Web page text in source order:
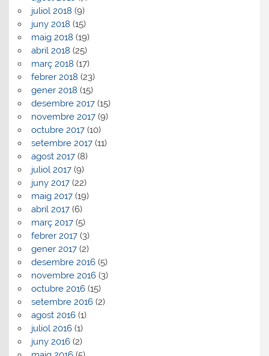
juliol 2018 (9)
juny 2018 (15)
maig 2018 (19)
abril 2018 (25)
març 2018 (17)
febrer 2018 (23)
gener 2018 (15)
desembre 2017(15)
novembre 2017(9)
octubre 2017(10)
setembre 2017(11)
agost 2017(8)
juliol 2017(9)
juny 2017(22)
maig 2017(19)
abril 2017(6)
març 2017(5)
febrer 2017(3)
gener 2017(2)
desembre 2016(5)
novembre 2016(3)
octubre 2016(15)
setembre 2016(2)
agost 2016(1)
juliol 2016(1)
juny 2016(2)